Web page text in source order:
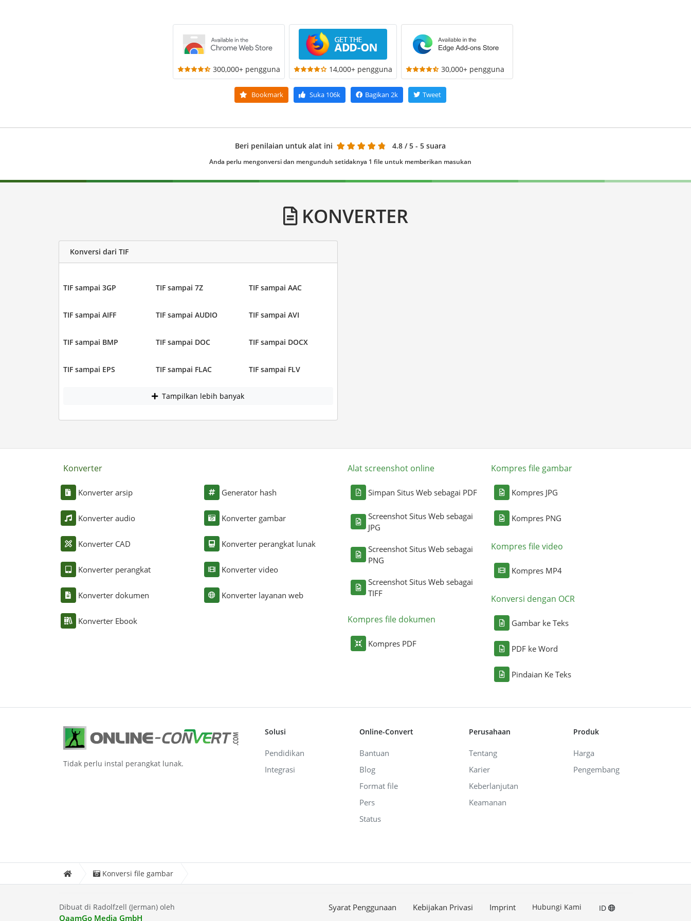
300,000+ pengguna 14,000+ pengguna 30,000+ pengguna
Bookmark Suka 106k Bagikan 2k Tweet
Beri penilaian untuk alat ini 4.8 / 5 - 5 suara
Anda perlu mengonversi dan mengunduh setidaknya 1 file untuk memberikan masukan
KONVERTER
Konversi dari TIF
TIF sampai 3GP TIF sampai 7Z TIF sampai AAC
TIF sampai AIFF TIF sampai AUDIO TIF sampai AVI
TIF sampai BMP TIF sampai DOC TIF sampai DOCX
TIF sampai EPS TIF sampai FLAC TIF sampai FLV
Tampilkan lebih banyak
Konverter
Konverter arsip
Konverter audio
Konverter CAD
Konverter perangkat
Konverter dokumen
Konverter Ebook
Generator hash
Konverter gambar
Konverter perangkat lunak
Konverter video
Konverter layanan web
Alat screenshot online
Simpan Situs Web sebagai PDF
Screenshot Situs Web sebagai
JPG
Screenshot Situs Web sebagai
PNG
Screenshot Situs Web sebagai
TIFF
Kompres file dokumen
Kompres PDF
Kompres file gambar
Kompres JPG
Kompres PNG
Kompres file video
Kompres MP4
Konversi dengan OCR
Gambar ke Teks
PDF ke Word
Pindaian Ke Teks
Tidak perlu instal perangkat lunak.
Solusi
Pendidikan
Integrasi
Online-Convert
Bantuan
Blog
Format file
Pers
Status
Perusahaan
Tentang
Karier
Keberlanjutan
Keamanan
Produk
Harga
Pengembang
Konversi file gambar
Dibuat di Radolfzell (Jerman) oleh
QaamGo Media GmbH
Syarat Penggunaan Kebijakan Privasi Imprint Hubungi Kami ID